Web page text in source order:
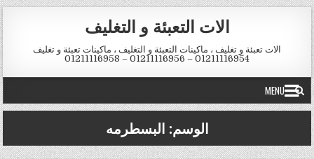
Skip to content
الات التعبئة و التغليف
الات تعبئة و تغليف ، ماكينات التعبئة و التغليف ، ماكينات تعبئة و تغليف
01211116954 – 01211116956 – 01211116958
MENU
الوسم: البسطرمه